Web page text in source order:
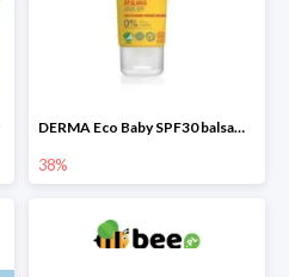
DERMA Eco Baby SPF30 balsam przeciwsłoneczny dla dzieci
38%